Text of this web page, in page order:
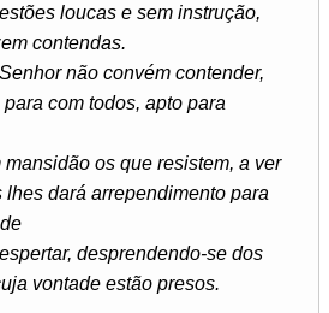
loucas e sem instrução,
contendas.
não convém contender,
com todos, apto para
os que resistem, a ver
lhes dará arrependimento para
desprendendo-se dos
vontade estão presos.